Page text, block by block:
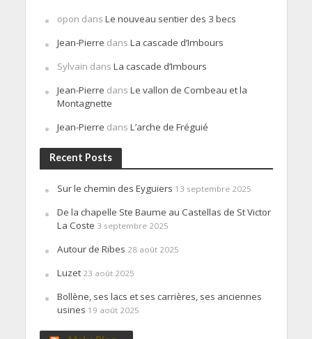
opon dans Le nouveau sentier des 3 becs
Jean-Pierre dans La cascade d’Imbours
Sylvain dans La cascade d’Imbours
Jean-Pierre dans Le vallon de Combeau et la
Montagnette
Jean-Pierre dans L’arche de Fréguié
Recent Posts
Sur le chemin des Eyguiers 13 septembre 2025
De la chapelle Ste Baume au Castellas de St Victor
La Coste 3 septembre 2025
Autour de Ribes 28 août 2025
Luzet 23 août 2025
Bollène, ses lacs et ses carrières, ses anciennes
usines 19 août 2025